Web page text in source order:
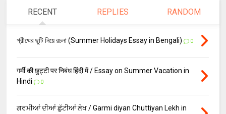
RECENT REPLIES RANDOM
গ্রীষ্মের ছুটি নিয়ে রচনা (Summer Holidays Essay in Bengali) 0
गर्मी की छुट्टी पर निबंध हिंदी में / Essay on Summer Vacation in
Hindi
0
ਗਰਮੀਆਂ ਦੀਆਂ ਛੁੱਟੀਆਂ ਲੇਖ / Garmi diyan Chuttiyan Lekh in